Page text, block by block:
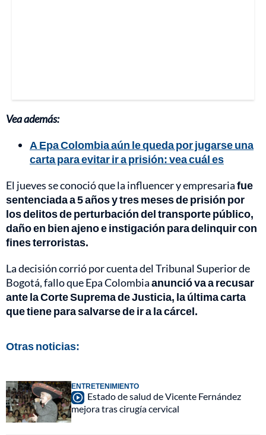
Vea además:
A Epa Colombia aún le queda por jugarse una
carta para evitar ir a prisión: vea cuál es
El jueves se conoció que la influencer y empresariafue
sentenciada a 5 años y tres meses de prisión por
los delitos de perturbación del transporte público,
daño en bien ajeno e instigación para delinquir con
fines terroristas.
La decisión corrió por cuenta del Tribunal Superior de
Bogotá, fallo que Epa Colombiaanunció va a recusar
ante la Corte Suprema de Justicia, la última carta
que tiene para salvarse de ir a la cárcel.
Otras noticias:
ENTRETENIMIENTO
Estado de salud de Vicente Fernández
mejora tras cirugía cervical